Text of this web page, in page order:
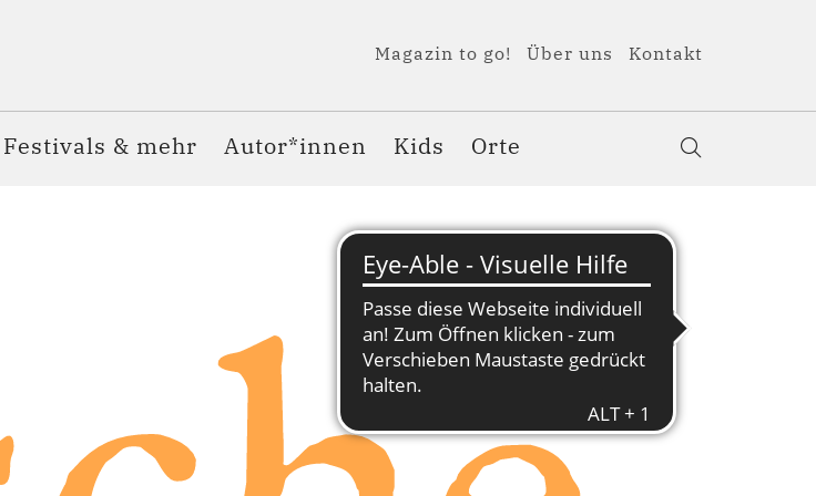
Magazin to go! Über uns Kontakt
Festivals & mehr Autor*innen Kids Orte